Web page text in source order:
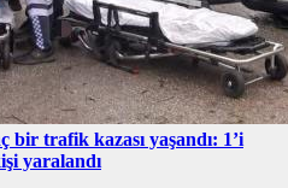
bir trafik kazası yaşandı: 1’i
yaralandı